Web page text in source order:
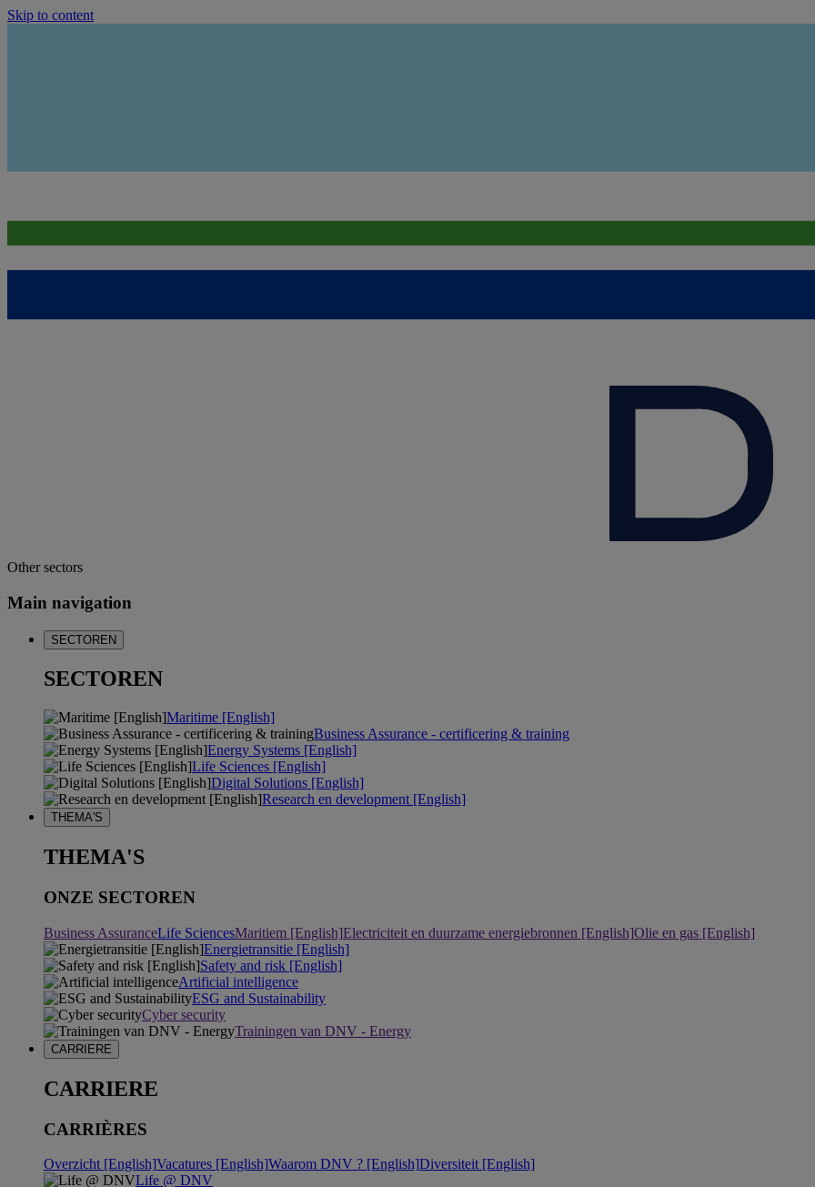
Skip to content
Other sectors
Main navigation
SECTOREN
SECTOREN
Maritime [English]
Business Assurance - certificering & training
Energy Systems [English]
Life Sciences [English]
Digital Solutions [English]
Research en development [English]
THEMA'S
THEMA'S
ONZE SECTOREN
Business AssuranceLife SciencesMaritiem [English]Electriciteit en duurzame energiebronnen [English]Olie en gas [English]
Energietransitie [English]
Safety and risk [English]
Artificial intelligence
ESG and Sustainability
Cyber security
Trainingen van DNV - Energy
CARRIERE
CARRIERE
CARRIÈRES
Overzicht [English]Vacatures [English]Waarom DNV ? [English]Diversiteit [English]
Life @ DNV